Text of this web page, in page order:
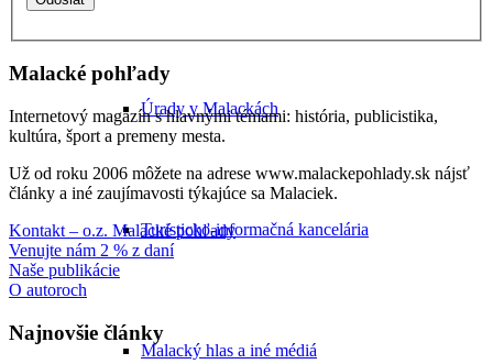
Úrady v Malackách
Turisticko-informačná kancelária
Malacký hlas a iné médiá
Malacké pohľady
Internetový magazín s hlavnými témami: história, publicistika,
kultúra, šport a premeny mesta.
Už od roku 2006 môžete na adrese www.malackepohlady.sk nájsť
články a iné zaujímavosti týkajúce sa Malaciek.
Kontakt – o.z. Malacké pohľady
Venujte nám 2 % z daní
Naše publikácie
O autoroch
Najnovšie články